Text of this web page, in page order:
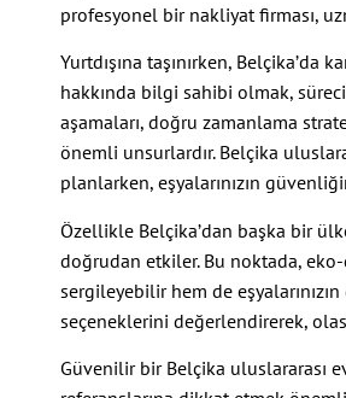
profesyonel bir nakliyat firması,
Yurtdışına taşınırken,
hakkında bilgi sahibi olmak,
aşamaları, doğru zamanlama
önemli unsurlardır. Belçika
planlarken, eşyalarınızın
Özellikle Belçika’dan başka bir
doğrudan etkiler. Bu noktada,
sergileyebilir hem de
seçeneklerini değerlendirerek,
Güvenilir bir Belçika uluslararası